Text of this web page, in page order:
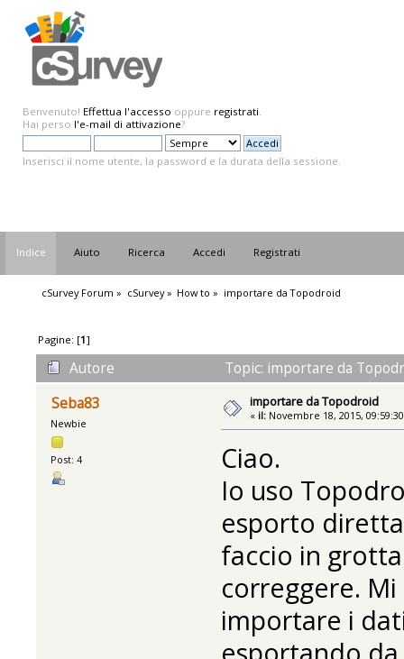
Benvenuto! Effettua l'accesso oppure registrati.
Hai perso l'e-mail di attivazione?
Inserisci il nome utente, la password e la durata della sessione.
Indice Aiuto Ricerca Accedi Registrati
cSurvey Forum » cSurvey» How to » importare da Topodroid
Pagine: [1]
Autore
Topic: importare da
Seba83
Newbie
Post: 4
importare da Topodroid
« il: Novembre 18, 2015,
Ciao.
Io uso
esporto
faccio in
correggere.
importare i